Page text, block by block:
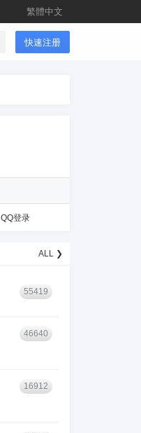
繁體中文
快速注册
QQ登录
ALL ❯
55419
46640
16912